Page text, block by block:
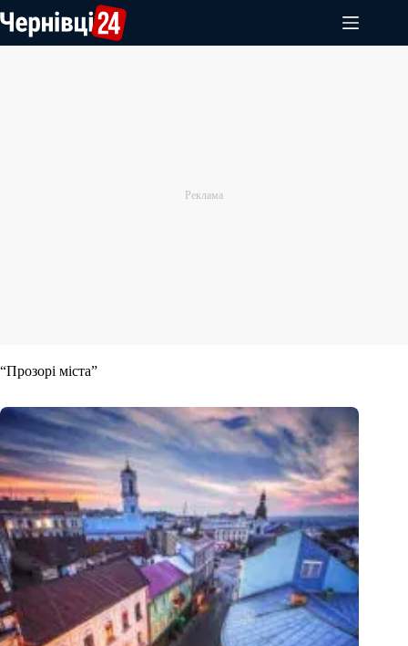
до
вмісту
“Прозорі міста”